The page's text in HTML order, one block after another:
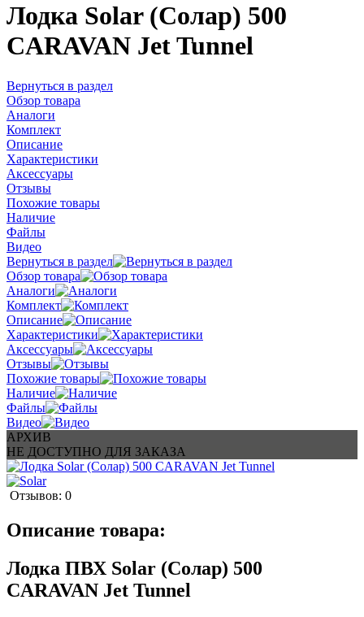
Лодка Solar (Солар) 500
CARAVAN Jet Tunnel
Вернуться в раздел
Обзор товара
Аналоги
Комплект
Описание
Характеристики
Аксессуары
Отзывы
Похожие товары
Наличие
Файлы
Видео
Вернуться в раздел
Обзор товара
Аналоги
Комплект
Описание
Характеристики
Аксессуары
Отзывы
Похожие товары
Наличие
Файлы
Видео
АРХИВ
НЕ ДОСТУПНО ДЛЯ ЗАКАЗА
Отзывов: 0
Описание товара:
Лодка ПВХ Solar (Солар) 500
CARAVAN Jet Tunnel